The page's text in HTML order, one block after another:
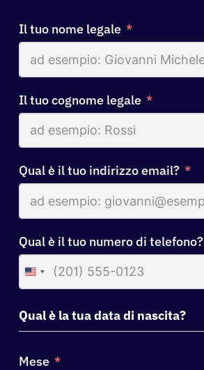
Il tuo nome legale
Il tuo cognome legale
Qual è il tuo indirizzo email?
Qual è il tuo numero di telefono?
United
States
+1
Qual è la tua data di nascita?
Mese